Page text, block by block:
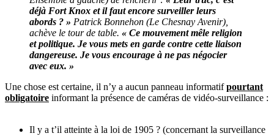
déjà Fort Knox et il faut encore surveiller leurs
abords ? » Patrick Bonnehon (Le Chesnay Avenir),
achève le tour de table. « Ce mouvement mêle religion
et politique. Je vous mets en garde contre cette liaison
dangereuse. Je vous encourage à ne pas négocier
avec eux. »
Une chose est certaine, il n’y a aucun panneau informatifpourtant
obligatoire informant la présence de caméras de vidéo-surveillance :
Il y a t’il atteinte à la loi de 1905 ? (concernant la surveillance